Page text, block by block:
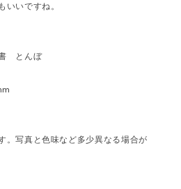
いいですね。
書 とんぼ
。写真と色味など多少異なる場合が